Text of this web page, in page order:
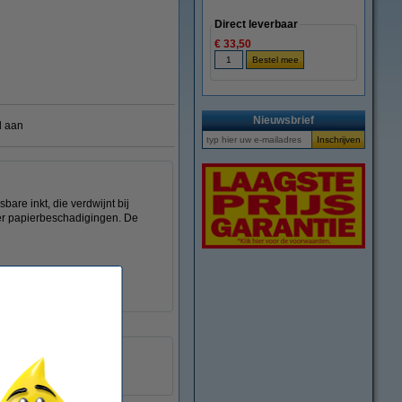
aan
inkt, die verdwijnt bij
papierbeschadigingen. De
3 stuks
300986
Direct leverbaar
€ 33,50
Nieuwsbrief